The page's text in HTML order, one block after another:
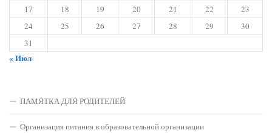
17
18 19 20 21 22
23
24
25 26 27 28 29
30
31
« Июл
ПАМЯТКА ДЛЯ РОДИТЕЛЕЙ
Организация питания в образовательной организации